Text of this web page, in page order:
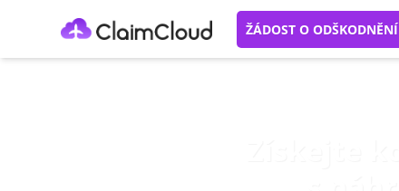
ŽÁDOST O ODŠKODNĚNÍ